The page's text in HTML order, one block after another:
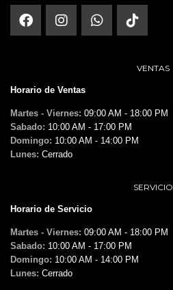
VENTAS
Horario de Ventas
Martes - Viernes: 09:00 AM - 18:00 PM
Sabado: 10:00 AM - 17:00 PM
Domingo: 10:00 AM - 14:00 PM
Lunes: Cerrado
SERVICIO
Horario de Servicio
Martes - Viernes: 09:00 AM - 18:00 PM
Sabado: 10:00 AM - 17:00 PM
Domingo: 10:00 AM - 14:00 PM
Lunes: Cerrado